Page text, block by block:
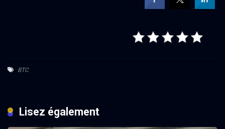
BTC
Lisez également